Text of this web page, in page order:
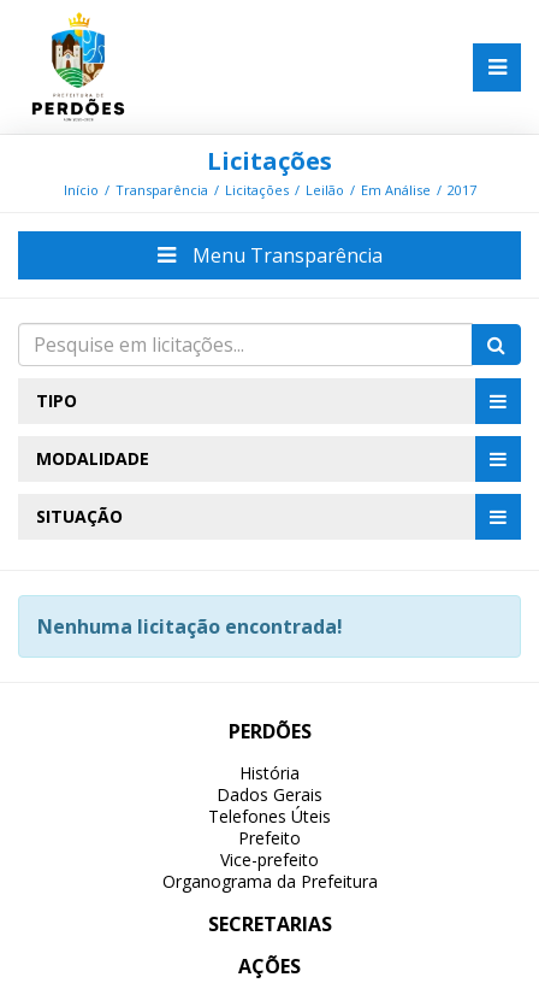
Licitações
Início Transparência Licitações Leilão Em Análise 2017
Menu Transparência
TIPO
MODALIDADE
SITUAÇÃO
Nenhuma licitação encontrada!
PERDÕES
História
Dados Gerais
Telefones Úteis
Prefeito
Vice-prefeito
Organograma da Prefeitura
SECRETARIAS
AÇÕES